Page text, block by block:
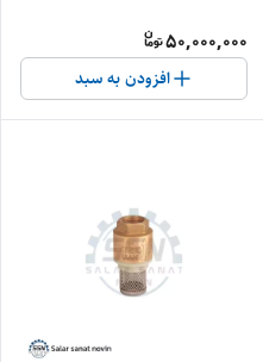
50,000,000
افزودن به سبد